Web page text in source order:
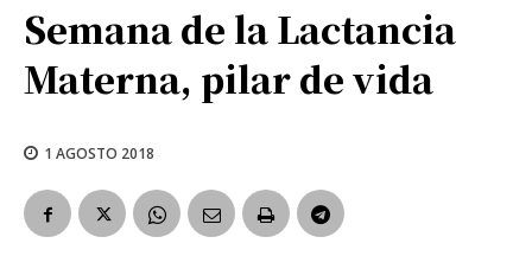
Semana de la Lactancia
Materna, pilar de vida
1 AGOSTO 2018